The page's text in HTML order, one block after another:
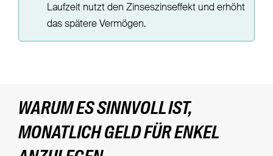
Laufzeit nutzt den Zinseszinseffekt und erhöht
das spätere Vermögen.
WARUM ES SINNVOLL IST,
MONATLICH GELD FÜR ENKEL